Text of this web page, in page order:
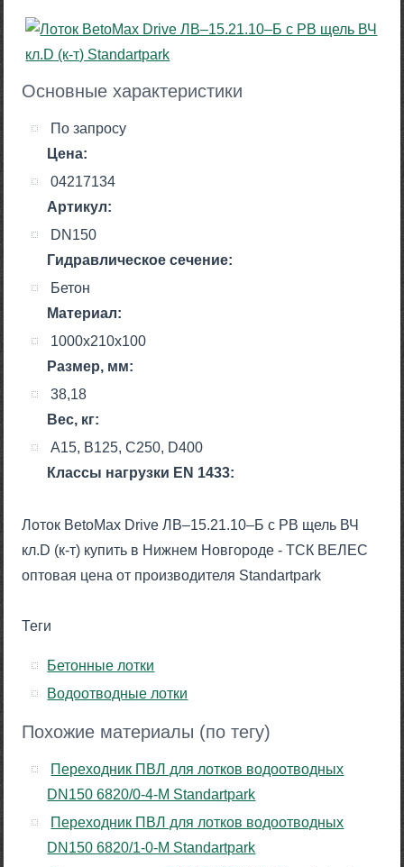
Основные характеристики
Цена:
По запросу
Артикул:
04217134
Гидравлическое сечение:
DN150
Материал:
Бетон
Размер, мм:
1000х210х100
Вес, кг:
38,18
Класcы нагрузки EN 1433:
A15, B125, C250, D400
Лоток BetoMax Drive ЛВ–15.21.10–Б с РВ щель ВЧ
кл.D (к-т) купить в Нижнем Новгороде - ТСК ВЕЛЕС
оптовая цена от производителя Standartpark
Теги
Бетонные лотки
Водоотводные лотки
Похожие материалы (по тегу)
Переходник ПВЛ для лотков водоотводных
DN150 6820/0-4-М Standartpark
Переходник ПВЛ для лотков водоотводных
DN150 6820/1-0-М Standartpark